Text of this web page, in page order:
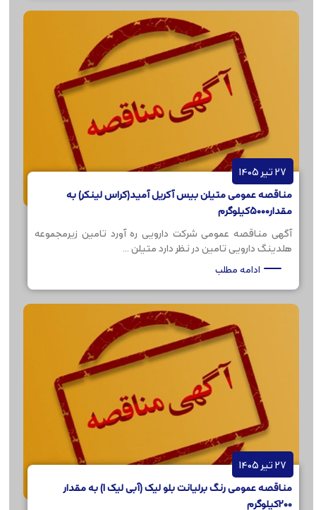
27 تیر 1405
مناقصه عمومی متیلن بیس آکریل آمید(کراس لینکر) به
مقدار5000کیلوگرم
آگهی مناقصه عمومی شرکت دارویی ره آورد تامین زیرمجموعه
هلدینگ دارویی تامین در نظر دارد متیلن ...
ادامه مطلب
27 تیر 1405
مناقصه عمومی رنگ برلیانت بلو لیک (آبی لیک 1) به مقدار
200کیلوگرم